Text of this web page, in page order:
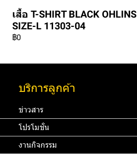
เสื้อ T-SHIRT BLACK OHLINS
SIZE-L 11303-04
฿0
บริการลูกค้า
ข่าวสาร
โปรโมชั่น
งานกิจกรรม